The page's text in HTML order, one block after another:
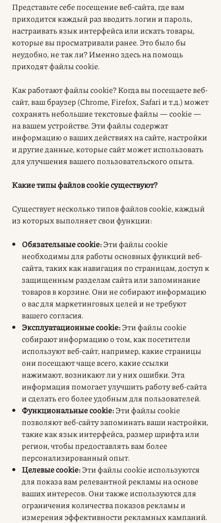
Представьте себе посещение веб-сайта, где вам
приходится каждый раз вводить логин и пароль,
настраивать язык интерфейса или искать товары,
которые вы просматривали ранее. Это было бы
неудобно, не так ли? Именно здесь на помощь
приходят файлы cookie.
Как работают файлы cookie?Когда вы посещаете веб-
сайт, ваш браузер (Chrome, Firefox, Safari и т.д.) может
сохранять небольшие текстовые файлы — cookie —
на вашем устройстве. Эти файлы содержат
информацию о ваших действиях на сайте, настройки
и другие данные, которые сайт может использовать
для улучшения вашего пользовательского опыта.
Какие типы файлов cookie существуют?
Существует несколько типов файлов cookie, каждый
из которых выполняет свои функции:
Обязательные cookie:Эти файлы cookie
необходимы для работы основных функций веб-
сайта, таких как навигация по страницам, доступ к
защищенным разделам сайта или запоминание
товаров в корзине. Они не собирают информацию
о вас для маркетинговых целей и не требуют
вашего согласия.
Эксплуатационные cookie:Эти файлы cookie
собирают информацию о том, как посетители
используют веб-сайт, например, какие страницы
они посещают чаще всего, какие ссылки
нажимают, возникают ли у них ошибки. Эта
информация помогает улучшить работу веб-сайта
и сделать его более удобным для пользователей.
Функциональные cookie:Эти файлы cookie
позволяют веб-сайту запоминать ваши настройки,
такие как язык интерфейса, размер шрифта или
регион, чтобы предоставлять вам более
персонализированный опыт.
Целевые cookie:Эти файлы cookie используются
для показа вам релевантной рекламы на основе
ваших интересов. Они также используются для
ограничения количества показов рекламы и
измерения эффективности рекламных кампаний.